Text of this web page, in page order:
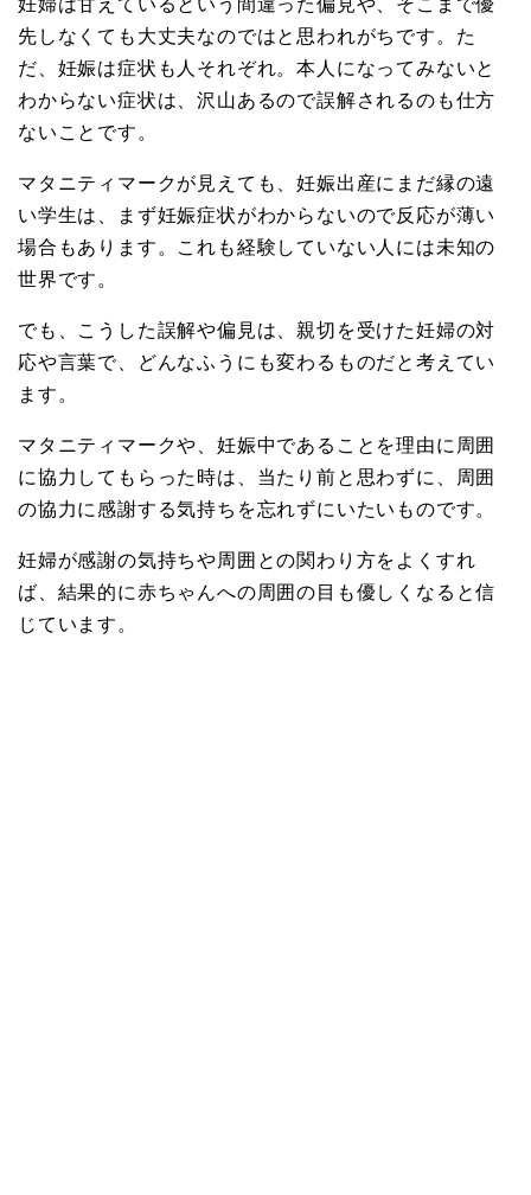
先しなくても大丈夫なのではと思われがちです。た
だ、妊娠は症状も人それぞれ。本人になってみないと
わからない症状は、沢山あるので誤解されるのも仕方
ないことです。
マタニティマークが見えても、妊娠出産にまだ縁の遠
い学生は、まず妊娠症状がわからないので反応が薄い
場合もあります。これも経験していない人には未知の
世界です。
でも、こうした誤解や偏見は、親切を受けた妊婦の対
応や言葉で、どんなふうにも変わるものだと考えてい
ます。
マタニティマークや、妊娠中であることを理由に周囲
に協力してもらった時は、当たり前と思わずに、周囲
の協力に感謝する気持ちを忘れずにいたいものです。
妊婦が感謝の気持ちや周囲との関わり方をよくすれ
ば、結果的に赤ちゃんへの周囲の目も優しくなると信
じています。